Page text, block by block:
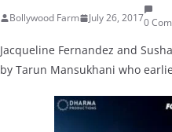
Bollywood Farm July 26, 20170
Jacqueline Fernandez and
by Tarun Mansukhani who